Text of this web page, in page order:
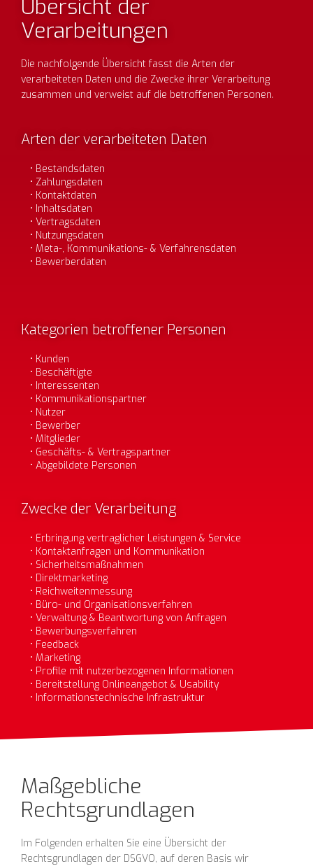
Übersicht der
Verarbeitungen
Die nachfolgende Übersicht fasst die Arten der
verarbeiteten Daten und die Zwecke ihrer Verarbeitung
zusammen und verweist auf die betroffenen Personen.
Arten der verarbeiteten Daten
Bestandsdaten
Zahlungsdaten
Kontaktdaten
Inhaltsdaten
Vertragsdaten
Nutzungsdaten
Meta-, Kommunikations- & Verfahrensdaten
Bewerberdaten
Kategorien betroffener Personen
Kunden
Beschäftigte
Interessenten
Kommunikationspartner
Nutzer
Bewerber
Mitglieder
Geschäfts- & Vertragspartner
Abgebildete Personen
Zwecke der Verarbeitung
Erbringung vertraglicher Leistungen & Service
Kontaktanfragen und Kommunikation
Sicherheitsmaßnahmen
Direktmarketing
Reichweitenmessung
Büro- und Organisationsverfahren
Verwaltung & Beantwortung von Anfragen
Bewerbungsverfahren
Feedback
Marketing
Profile mit nutzerbezogenen Informationen
Bereitstellung Onlineangebot & Usability
Informationstechnische Infrastruktur
Maßgebliche
Rechtsgrundlagen
Im Folgenden erhalten Sie eine Übersicht der
Rechtsgrundlagen der DSGVO, auf deren Basis wir